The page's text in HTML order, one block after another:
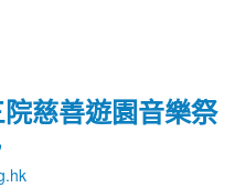
慈善遊園音樂祭